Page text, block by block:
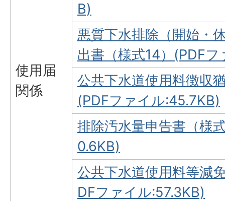
使用届
関係
B)
悪質下水排除（開始・
出書（様式14）(PDF
公共下水道使用料徴収
(PDFファイル:45.7KB)
排除汚水量申告書（様
0.6KB)
公共下水道使用料等減
DFファイル:57.3KB)